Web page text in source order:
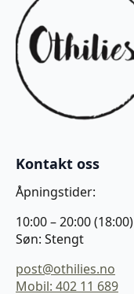
Kontakt oss
Åpningstider:
10:00 – 20:00 (18:00)
Søn: Stengt
post@othilies.no
Mobil: 402 11 689